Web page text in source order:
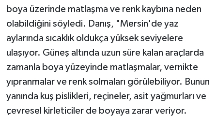
boya üzerinde matlaşma ve renk kaybına neden
olabildiğini söyledi. Danış, "Mersin'de yaz
aylarında sıcaklık oldukça yüksek seviyelere
ulaşıyor. Güneş altında uzun süre kalan araçlarda
zamanla boya yüzeyinde matlaşmalar, vernikte
yıpranmalar ve renk solmaları görülebiliyor. Bunun
yanında kuş pislikleri, reçineler, asit yağmurları ve
çevresel kirleticiler de boyaya zarar veriyor.